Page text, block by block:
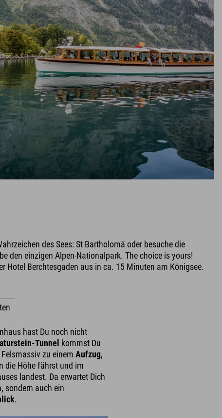
des Sees: St Bartholomä oder besuche die
den einzigen Alpen-Nationalpark. The choice is yours!
Hotel Berchtesgaden aus in ca. 15 Minuten am Königsee.
hast Du noch nicht
Tunnel kommst Du
zu einemAufzug,
die Höhe fährst und im
landest. Da erwartet Dich
sondern auch ein
.